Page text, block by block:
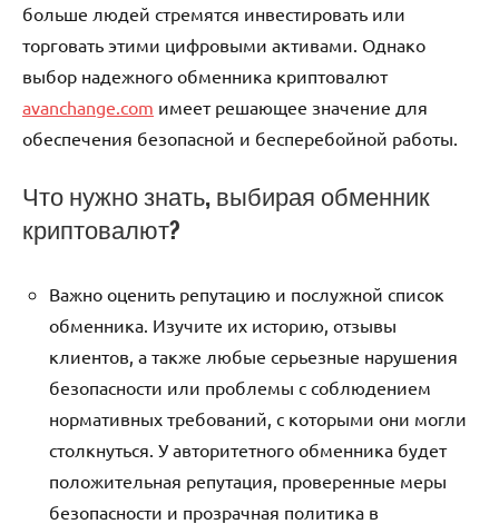
больше людей стремятся инвестировать или
торговать этими цифровыми активами. Однако
выбор надежного обменника криптовалют
avanchange.com имеет решающее значение для
обеспечения безопасной и бесперебойной работы.
Что нужно знать, выбирая обменник
криптовалют?
Важно оценить репутацию и послужной список
обменника. Изучите их историю, отзывы
клиентов, а также любые серьезные нарушения
безопасности или проблемы с соблюдением
нормативных требований, с которыми они могли
столкнуться. У авторитетного обменника будет
положительная репутация, проверенные меры
безопасности и прозрачная политика в